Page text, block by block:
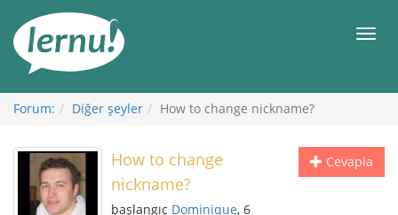
Görüntüleme
Forum: Diğer şeyler How to change nickname?
Cevapla
How to change
nickname?
başlangıç Dominique, 6